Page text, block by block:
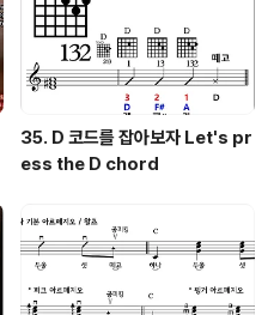
35. D 코드를 잡아보자 Let's pr
ess the D chord